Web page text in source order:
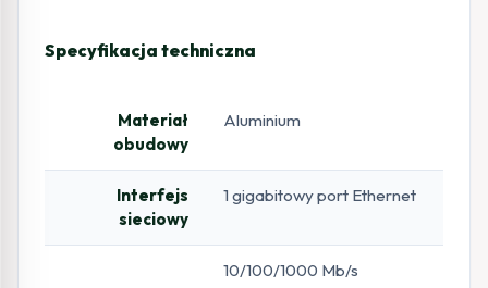
Specyfikacja techniczna
Materiał
obudowy
Aluminium
Interfejs
sieciowy
1 gigabitowy port Ethernet
10/100/1000 Mb/s